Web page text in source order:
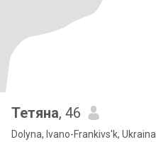
Тетяна, 46
Dolyna, Ivano-Frankivs'k, Ukraina